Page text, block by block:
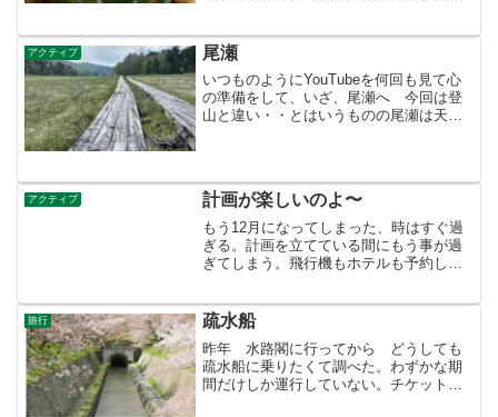
ったら醤油・水・ウエイバー・五香粉・
好みでハッカク少...
アクティブ 尾瀬
いつものようにYouTubeを何回も見て心
の準備をして、いざ、尾瀬へ 今回は登
山と違い・・とはいうものの尾瀬は天気
ことなのだが・・、...
アクティブ 計画が楽しいのよ〜
もう12月になってしまった、時はすぐ過
ぎる。計画を立てている間にもう事が過
ぎてしまう。飛行機もホテルも予約し
は胸がときめかない。樹海に行ってみた
い。どこにあるのだ。富士...
旅行 疏水船
昨年 水路閣に行ってから どうしても
疏水船に乗りたくて調べた。わずかな期
間だけしか運行していない。チケットを